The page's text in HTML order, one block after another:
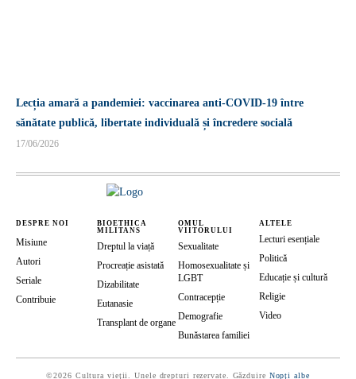
Lecția amară a pandemiei: vaccinarea anti-COVID-19 între
sănătate publică, libertate individuală și încredere socială
17/06/2026
DESPRE NOI
Misiune
Autori
Seriale
Contribuie
BIOETHICA
MILITANS
Dreptul la viață
Procreație asistată
Dizabilitate
Eutanasie
Transplant de organe
OMUL
VIITORULUI
Sexualitate
Homosexualitate și
LGBT
Contracepție
Demografie
Bunăstarea familiei
ALTELE
Lecturi esențiale
Politică
Educație și cultură
Religie
Video
©2026 Cultura vieții. Unele drepturi rezervate. Găzduire Nopți albe